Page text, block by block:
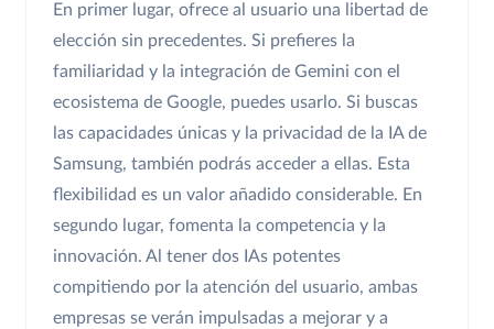
En primer lugar, ofrece al usuario una libertad de
elección sin precedentes. Si prefieres la
familiaridad y la integración de Gemini con el
ecosistema de Google, puedes usarlo. Si buscas
las capacidades únicas y la privacidad de la IA de
Samsung, también podrás acceder a ellas. Esta
flexibilidad es un valor añadido considerable. En
segundo lugar, fomenta la competencia y la
innovación. Al tener dos IAs potentes
compitiendo por la atención del usuario, ambas
empresas se verán impulsadas a mejorar y a